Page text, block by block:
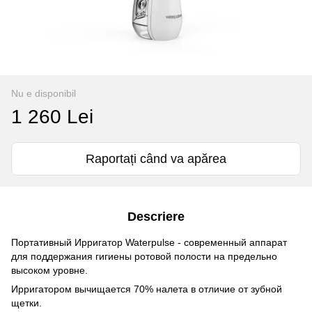
Nu e disponibil
1 260 Lei
Raportați când va apărea
Descriere
Портативный Ирригатор Waterpulse - современный аппарат
для поддержания гигиены ротовой полости на предельно
высоком уровне.
Ирригатором вычищается 70% налета в отличие от зубной
щетки.